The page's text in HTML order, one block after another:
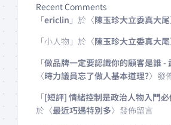
Recent Comments
「ericlin 」於〈陳玉珍大立委真大尾
「小人物 」於〈陳玉珍大立委真大尾
「做品牌一定要認識你的顧客是誰 -
〈時力議員忘了做人基本道理?〉發
「[短評] 情緒控制是政治人物入門
於〈最近巧遇特別多〉發佈留言